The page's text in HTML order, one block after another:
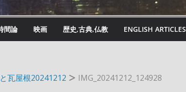
間論 映画 歴史,古典,仏教 ENGLISH ARTICLES
瓦屋根20241212 IMG_20241212_124928